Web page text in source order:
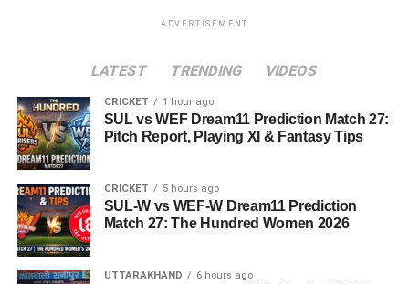
ADVERTISEMENT
LATEST TRENDING VIDEOS
CRICKET 1 hour ago
SUL vs WEF Dream11 Prediction Match 27:
Pitch Report, Playing XI & Fantasy Tips
CRICKET 5 hours ago
SUL-W vs WEF-W Dream11 Prediction
Match 27: The Hundred Women 2026
UTTARAKHAND 6 hours ago